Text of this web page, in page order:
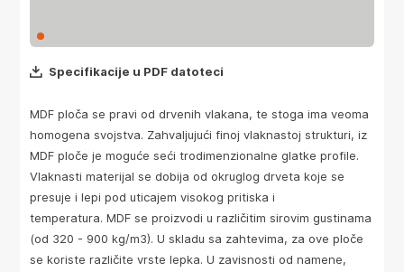
Specifikacije u PDF datoteci
MDF ploča se pravi od drvenih vlakana, te stoga ima veoma
homogena svojstva. Zahvaljujući finoj vlaknastoj strukturi, iz
MDF ploče je moguće seći trodimenzionalne glatke profile.
Vlaknasti materijal se dobija od okruglog drveta koje se
presuje i lepi pod uticajem visokog pritiska i
temperatura. MDF se proizvodi u različitim sirovim gustinama
(od 320 - 900 kg/m3). U skladu sa zahtevima, za ove ploče
se koriste različite vrste lepka. U zavisnosti od namene,